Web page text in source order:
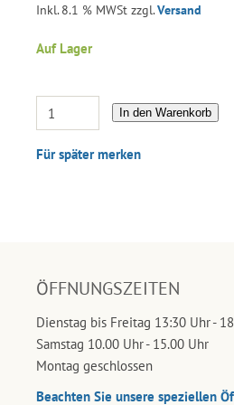
Inkl. 8.1 % MWSt zzgl.Versand
Auf Lager
In den Warenkorb
Für später merken
ÖFFNUNGSZEITEN
Dienstag bis Freitag 13:30 Uhr -
Samstag 10.00 Uhr - 15.00 Uhr
Montag geschlossen
Beachten Sie unsere speziellen